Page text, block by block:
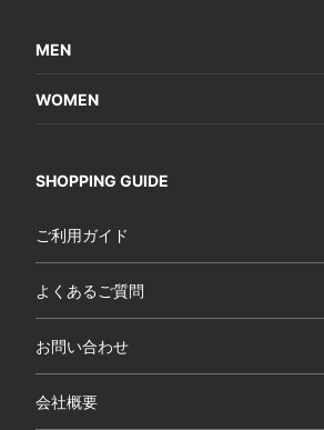
MEN
WOMEN
SHOPPING GUIDE
ご利用ガイド
よくあるご質問
お問い合わせ
会社概要